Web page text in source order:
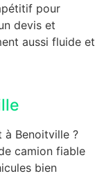
pour
devis et
aussi fluide et
à Benoitville ?
camion fiable
bien